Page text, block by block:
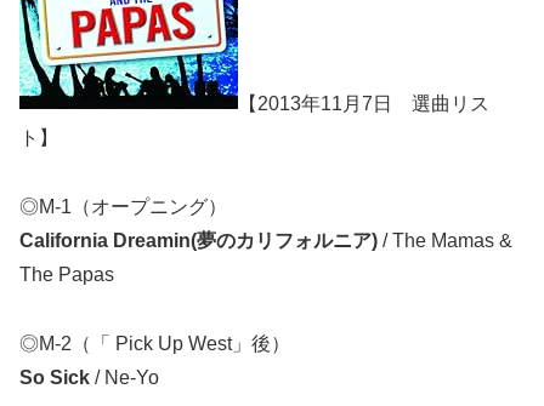
【2013年11月7日 選曲リス
ト】
◎M-1（オープニング）
California Dreamin(夢のカリフォルニア) / The Mamas &
The Papas
◎M-2（「 Pick Up West」後）
So Sick / Ne-Yo